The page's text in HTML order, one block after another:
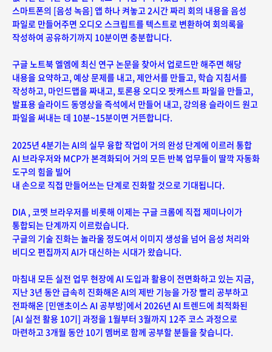
스마트폰의 [음성 녹음] 앱 하나 켜놓고 2시간 짜리 회의 내용을 음성
파일로 만들어주면 오디오 스크립트를 텍스트로 변환하여 회의록을
작성하여 공유하기까지 10분이면 충분합니다.
구글 노트북 엘엠에 최신 연구 논문을 찾아서 업로드만 해주면 해당
내용을 요약하고,예상 문제를 내고, 제안서를 만들고, 학습 지침서를
작성하고, 마인드맵을 짜내고,토론용 오디오 팟캐스트 파일을 만들고,
발표용 슬라이드 동영상을 즉석에서 만들어 내고,강의용 슬라이드 원고
파일을 써내는 데 10분~15분이면 거뜬합니다.
2025년 4분기는 AI의 실무 융합 작업이 거의 완성 단계에 이르러 통합
AI 브라우저와 MCP가 본격화되어 거의 모든 반복 업무들이 딸깍 자동화
도구의 힘을 빌어
내 손으로 직접 만들어쓰는 단계로 진화할 것으로 기대됩니다.
DIA , 코멧 브라우저를 비롯해 이제는 구글 크롬에 직접 제미나이가
통합되는 단계까지 이르렀습니다.
구글의 기술 진화는 놀라울 정도여서 이미지 생성을 넘어 음성 처리와
비디오 편집까지 AI가 대신하는 시대가 왔습니다.
마침내 모든 실전 업무 현장에 AI 도입과 활용이 전면화하고 있는 지금,
지난 3년 동안 급속히 진화해온 AI의 제반 기능을 가장 빨리 공부하고
전파해온 [민앤초이스 AI 공부방]에서 2026년 AI 트렌드에 최적화된
[AI 실전 활용 10기] 과정을 1월부터 3월까지 12주 코스 과정으로
마련하고3개월 동안 10기 멤버로 함께 공부할 분들을 찾습니다.